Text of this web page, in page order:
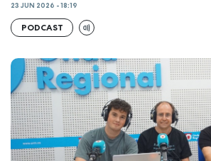
23 JUN 2026 - 18:19
PODCAST